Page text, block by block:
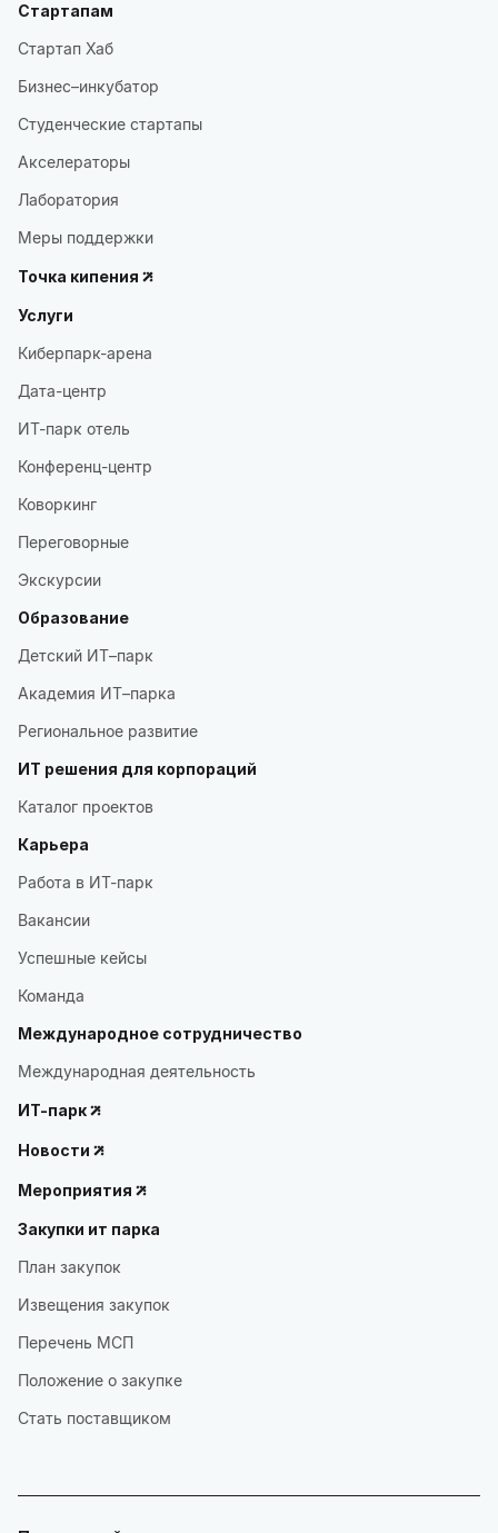
Стартапам
Стартап Хаб
Бизнес–инкубатор
Студенческие стартапы
Акселераторы
Лаборатория
Меры поддержки
Точка кипения
Услуги
Киберпарк-арена
Дата-центр
ИТ-парк отель
Конференц-центр
Коворкинг
Переговорные
Экскурсии
Образование
Детский ИТ–парк
Академия ИТ–парка
Региональное развитие
ИТ решения для корпораций
Каталог проектов
Карьера
Работа в ИТ-парк
Вакансии
Успешные кейсы
Команда
Международное сотрудничество
Международная деятельность
ИТ-парк
Новости
Мероприятия
Закупки ит парка
План закупок
Извещения закупок
Перечень МСП
Положение о закупке
Стать поставщиком